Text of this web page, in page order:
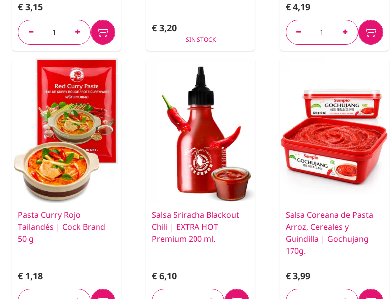
€ 3,15
€ 3,20
SIN STOCK
€ 4,19
Pasta Curry Rojo
Tailandés | Cock Brand
50 g
€ 1,18
Salsa Sriracha Blackout
Chili | EXTRA HOT
Premium 200 ml.
€ 6,10
Salsa Coreana de Pasta
Arroz, Cereales y
Guindilla | Gochujang
170g.
€ 3,99